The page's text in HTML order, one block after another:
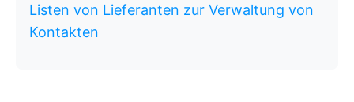
Listen von Lieferanten zur Verwaltung von
Kontakten